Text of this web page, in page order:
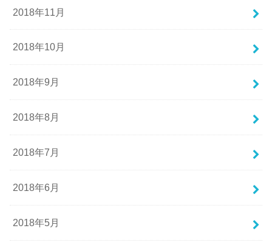
2018年11月
2018年10月
2018年9月
2018年8月
2018年7月
2018年6月
2018年5月